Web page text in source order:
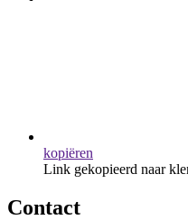
kopiëren
Link gekopieerd naar
Contact